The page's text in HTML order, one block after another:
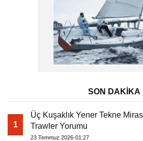
SON DAKİKA
1
Üç Kuşaklık Yener Tekne
Trawler Yorumu
23 Temmuz 2026-01:27